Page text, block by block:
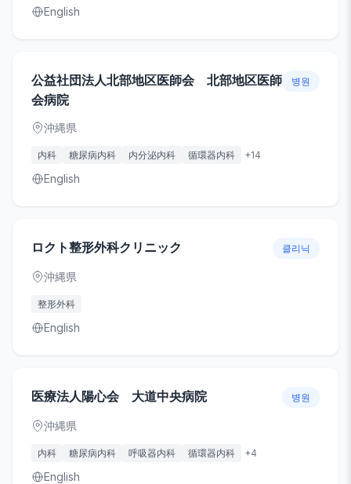
English
公益社団法人北部地区医師会 北部地区医師
会病院
병원
沖縄県
内科 糖尿病内科 内分泌内科 循環器内科 +14
English
ロクト整形外科クリニック 클리닉
沖縄県
整形外科
English
医療法人陽心会 大道中央病院 병원
沖縄県
内科 糖尿病内科 呼吸器内科 循環器内科 +4
English